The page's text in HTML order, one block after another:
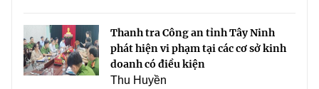
Thanh tra Công an tỉnh Tây Ninh
phát hiện vi phạm tại các cơ sở kinh
doanh có điều kiện
Thu Huyền